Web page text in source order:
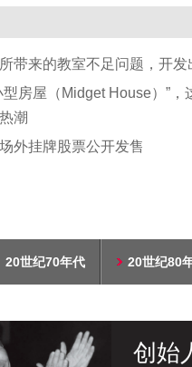
带来的教室不足问题，开发
房屋（Midget House）”
潮
外挂牌股票公开发售
20世纪70年代 20世纪80
创始